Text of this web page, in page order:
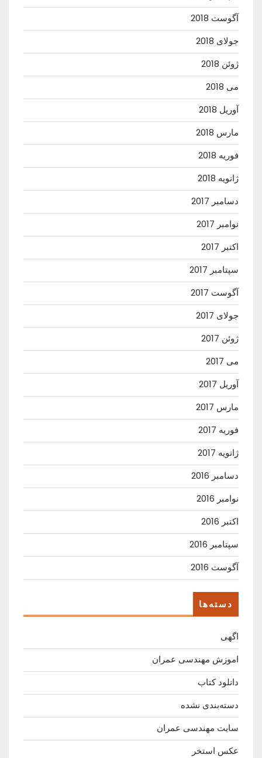
آگوست 2018
جولای 2018
ژوئن 2018
می 2018
آوریل 2018
مارس 2018
فوریه 2018
ژانویه 2018
دسامبر 2017
نوامبر 2017
اکتبر 2017
سپتامبر 2017
آگوست 2017
جولای 2017
ژوئن 2017
می 2017
آوریل 2017
مارس 2017
فوریه 2017
ژانویه 2017
دسامبر 2016
نوامبر 2016
اکتبر 2016
سپتامبر 2016
آگوست 2016
دسته‌ها
اگهی
اموزش مهندسی عمران
دانلود کتاب
دسته‌بندی نشده
سایت مهندسی عمران
عکس استخر